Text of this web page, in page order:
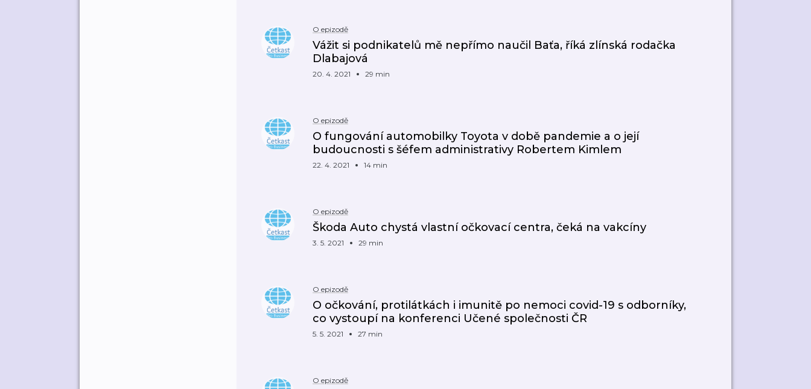
O epizodě
Vážit si podnikatelů mě nepřímo naučil Baťa, říká zlínská rodačka
Dlabajová
20. 4. 2021 29 min
O epizodě
O fungování automobilky Toyota v době pandemie a o její
budoucnosti s šéfem administrativy Robertem Kimlem
22. 4. 2021 14 min
O epizodě
Škoda Auto chystá vlastní očkovací centra, čeká na vakcíny
3. 5. 2021 29 min
O epizodě
O očkování, protilátkách i imunitě po nemoci covid-19 s odborníky,
co vystoupí na konferenci Učené společnosti ČR
5. 5. 2021 27 min
O epizodě